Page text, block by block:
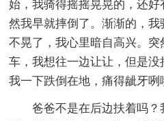
始，我骑得摇摇晃晃的，还
然我早就摔倒了。渐渐的，
不晃了，我心里暗自高兴。
车，我想往一边让让，但是没
我一下跌倒在地，痛得龇牙咧
爸爸不是在后边扶着吗